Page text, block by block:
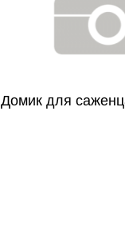
Домик для